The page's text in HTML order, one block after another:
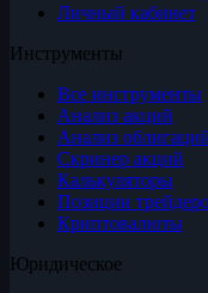
Личный кабинет
Инструменты
Все инструменты
Анализ акций
Анализ
Скринер акций
Калькуляторы
Позиции
Криптовалюты
Юридическое